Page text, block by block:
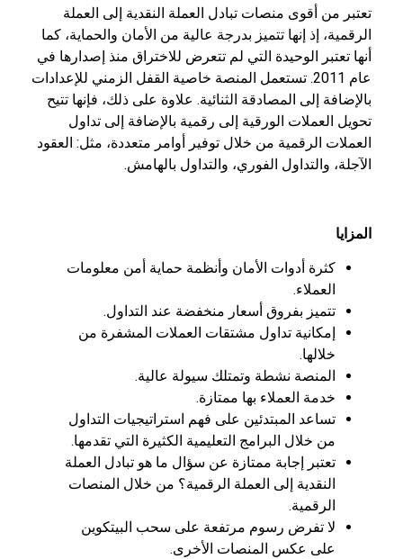
تعتبر من أقوى منصات تبادل العملة النقدية إلى العملة
الرقمية، إذ إنها تتميز بدرجة عالية من الأمان والحماية، كما
أنها تعتبر الوحيدة التي لم تتعرض للاختراق منذ إصدارها في
عام 2011. تستعمل المنصة خاصية القفل الزمني للإعدادات
بالإضافة إلى المصادقة الثنائية. علاوة على ذلك، فإنها تتيح
تحويل العملات الورقية إلى رقمية بالإضافة إلى تداول
العملات الرقمية من خلال توفير أوامر متعددة، مثل: العقود
الآجلة، والتداول الفوري، والتداول بالهامش.
المزايا
كثرة أدوات الأمان وأنظمة حماية أمن معلومات
العملاء.
تتميز بفروق أسعار منخفضة عند التداول.
إمكانية تداول مشتقات العملات المشفرة من
خلالها.
المنصة نشطة وتمتلك سيولة عالية.
خدمة العملاء بها ممتازة.
تساعد المبتدئين على فهم استراتيجيات التداول
من خلال البرامج التعليمية الكثيرة التي تقدمها.
تعتبر إجابة ممتازة عن سؤال ما هو تبادل العملة
النقدية إلى العملة الرقمية؟ من خلال المنصات
الرقمية.
لا تفرض رسوم مرتفعة على سحب البيتكوين
على عكس المنصات الأخرى.